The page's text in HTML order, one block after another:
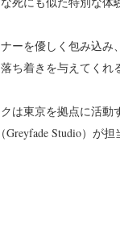
ーを優しく包み込み
ち着きを与えてくれ
は東京を拠点に活動
Greyfade Studio）が担